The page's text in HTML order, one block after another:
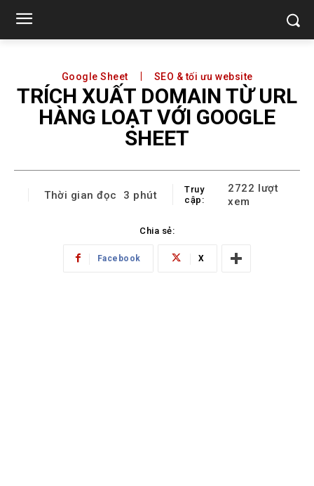
Google Sheet SEO & tối ưu website
TRÍCH XUẤT DOMAIN TỪ URL
HÀNG LOẠT VỚI GOOGLE
SHEET
Thời gian đọc 3 phút
Truy
cập:
2722 lượt
xem
Chia sẻ:
Facebook X